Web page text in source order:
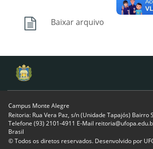
Baixar arquivo
Campus Monte Alegre
Reitoria: Rua Vera Paz, s/n (Unidade Tapajós) Bairro
Telefone (93) 2101-4911 E-Mail
Brasil
© Todos os diretos reservados. Desenvolvido por